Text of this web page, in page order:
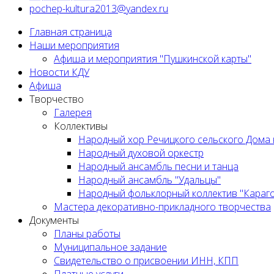
pochep-kultura2013@yandex.ru
Главная страница
Наши мероприятия
Афиша и мероприятия "Пушкинской карты"
Новости КДУ
Афиша
Творчество
Галерея
Коллективы
Народный хор Речицкого сельского Дома
Народный духовой оркестр
Народный ансамбль песни и танца
Народный ансамбль "Удальцы"
Народный фольклорный коллектив
Мастера декоративно-прикладного творчества
Документы
Планы работы
Муниципальное задание
Cвидетельство о присвоении ИНН, КПП